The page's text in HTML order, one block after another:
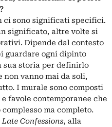
ci sono significati specifici.
significato, altre volte si
Dipende dal contesto
guardare ogni dipinto
sua storia per definirlo
non vanno mai da soli,
I murale sono composti
favole contemporanee che
ma completo.
Late Confessions, alla